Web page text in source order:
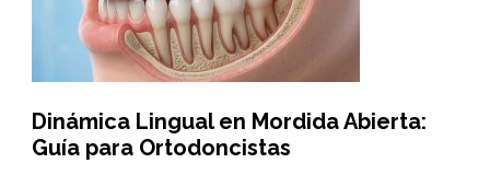
Dinámica Lingual en Mordida Abierta:
Guía para Ortodoncistas